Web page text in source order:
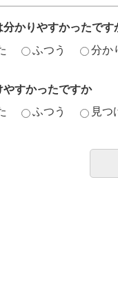
分かりやすかったです
ふつう 分か
やすかったですか
ふつう 見つ